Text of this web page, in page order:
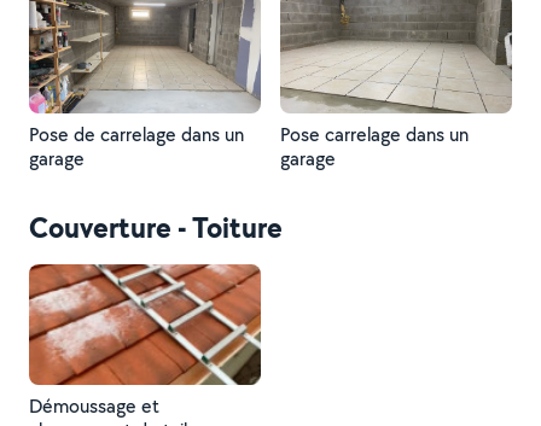
Pose de carrelage dans un
garage
Pose carrelage dans un
garage
Couverture - Toiture
Démoussage et